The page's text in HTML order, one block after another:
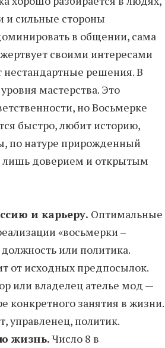
и сильные стороны
в общении, сама
своими интересами
нестандартные решения. В
мастерства. Это
но Восьмерке
быстро, любит историю,
по натуре прирожденный
лишь доверием и открытым
и карьеру. Оптимальные
«восьмерки –
или политика.
от исходных предпосылок.
или владелец ателье мод —
конкретного занятия в жизни.
управленец, политик.
жизнь.Число 8 в